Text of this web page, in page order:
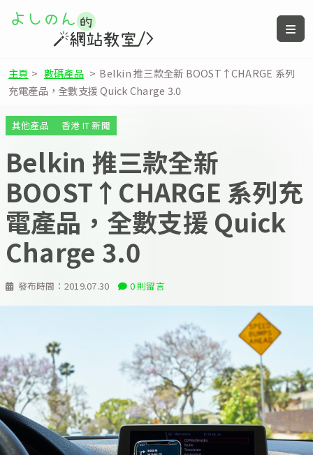
主頁 > 數碼產品 > Belkin 推三款全新 BOOST↑CHARGE 系列
充電產品，全數支援 Quick Charge 3.0
發布時間： 2019.07.30 0 則留言
其他產品 香港 IT 新聞
Belkin 推三款全新
BOOST↑CHARGE 系列充
電產品，全數支援 Quick
Charge 3.0